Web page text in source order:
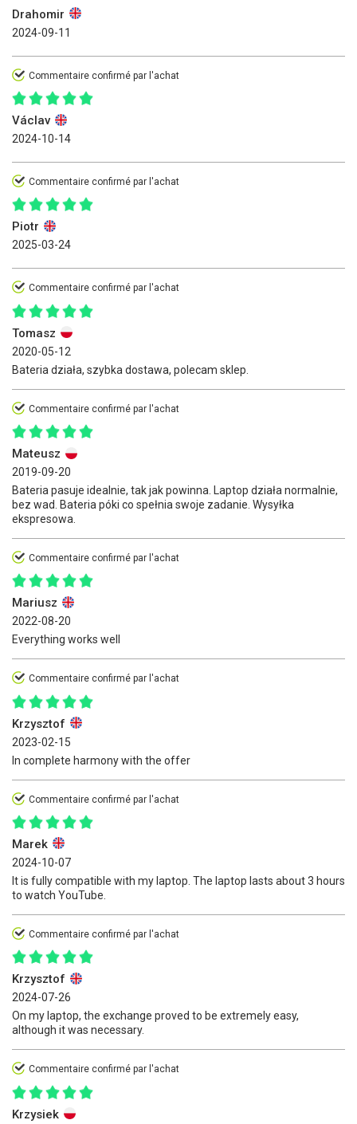
Drahomir
2024-09-11
Commentaire confirmé par l'achat
Václav
2024-10-14
Commentaire confirmé par l'achat
Piotr
2025-03-24
Commentaire confirmé par l'achat
Tomasz
2020-05-12
Bateria działa, szybka dostawa, polecam sklep.
Commentaire confirmé par l'achat
Mateusz
2019-09-20
Bateria pasuje idealnie, tak jak powinna. Laptop działa normalnie,
bez wad. Bateria póki co spełnia swoje zadanie. Wysyłka
ekspresowa.
Commentaire confirmé par l'achat
Mariusz
2022-08-20
Everything works well
Commentaire confirmé par l'achat
Krzysztof
2023-02-15
In complete harmony with the offer
Commentaire confirmé par l'achat
Marek
2024-10-07
It is fully compatible with my laptop. The laptop lasts about 3 hours
to watch YouTube.
Commentaire confirmé par l'achat
Krzysztof
2024-07-26
On my laptop, the exchange proved to be extremely easy,
although it was necessary.
Commentaire confirmé par l'achat
Krzysiek